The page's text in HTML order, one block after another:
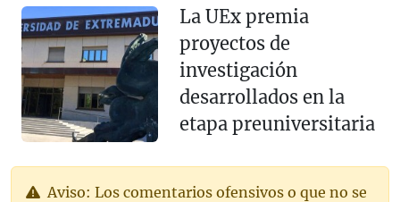
La UEx premia
proyectos de
investigación
desarrollados en la
etapa preuniversitaria
Aviso: Los comentarios ofensivos o que no se